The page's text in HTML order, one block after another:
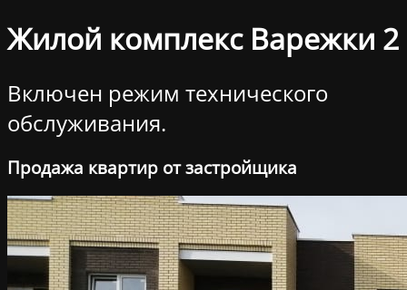
Жилой комплекс Варежки 2
Включен режим технического
обслуживания.
Продажа квартир от застройщика